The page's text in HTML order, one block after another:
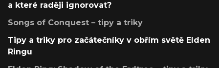
a které raději ignorovat?
Songs of Conquest – tipy a triky
Tipy a triky pro začátečníky v obřím světě Elden
Ringu